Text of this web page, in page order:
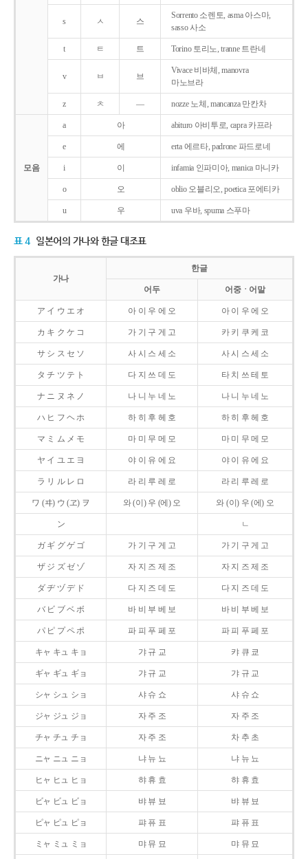
s ㅅ 스
Sorrento 소렌토, asma 아스마,
sasso 사소
t ㅌ 트 Torino 토리노, tranne 트란네
v ㅂ 브
Vivace 비바체, manovra
마노브라
z ㅊ ― nozze 노체, mancanza 만칸차
모음
a 아 abituro 아비투로, capra 카프라
e 에 erta 에르타, padrone 파드로네
i 이 infamia 인파미아, manica 마니카
o 오 oblio 오블리오, poetica 포에티카
u 우 uva 우바, spuma 스푸마
표 4 일본어의 가나와 한글 대조표
가나
한글
어두 어중ㆍ어말
ア イ ウ エ オ 아 이 우 에 오 아 이 우 에 오
カ キ ク ケ コ 가 기 구 게 고 카 키 쿠 케 코
サ シ ス セ ソ 사 시 스 세 소 사 시 스 세 소
タ チ ツ テ ト 다 지 쓰 데 도 타 치 쓰 테 토
ナ ニ ヌ ネ ノ 나 니 누 네 노 나 니 누 네 노
ハ ヒ フ ヘ ホ 하 히 후 헤 호 하 히 후 헤 호
マ ミ ム メ モ 마 미 무 메 모 마 미 무 메 모
ヤ イ ユ エ ヨ 야 이 유 에 요 야 이 유 에 요
ラ リ ル レ ロ 라 리 루 레 로 라 리 루 레 로
ワ (ヰ) ウ (ヱ) ヲ 와 (이) 우 (에) 오 와 (이) 우 (에) 오
ン ㄴ
ガ ギ グ ゲ ゴ 가 기 구 게 고 가 기 구 게 고
ザ ジ ズ ゼ ゾ 자 지 즈 제 조 자 지 즈 제 조
ダ ヂ ヅ デ ド 다 지 즈 데 도 다 지 즈 데 도
バ ビ ブ ベ ボ 바 비 부 베 보 바 비 부 베 보
パ ピ プ ペ ポ 파 피 푸 페 포 파 피 푸 페 포
キャ キュ キョ 갸 규 교 캬 큐 쿄
ギャ ギュ ギョ 갸 규 교 갸 규 교
シャ シュ ショ 샤 슈 쇼 샤 슈 쇼
ジャ ジュ ジョ 자 주 조 자 주 조
チャ チュ チョ 자 주 조 차 추 초
ニャ ニュ ニョ 냐 뉴 뇨 냐 뉴 뇨
ヒャ ヒュ ヒョ 햐 휴 효 햐 휴 효
ビャ ビュ ビョ 뱌 뷰 뵤 뱌 뷰 뵤
ピャ ピュ ピョ 퍄 퓨 표 퍄 퓨 표
ミャ ミュ ミョ 먀 뮤 묘 먀 뮤 묘